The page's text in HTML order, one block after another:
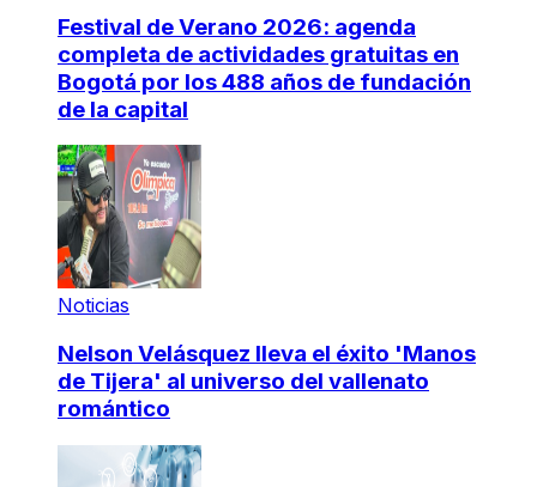
Festival de Verano 2026: agenda
completa de actividades gratuitas en
Bogotá por los 488 años de fundación
de la capital
Noticias
Nelson Velásquez lleva el éxito 'Manos
de Tijera' al universo del vallenato
romántico